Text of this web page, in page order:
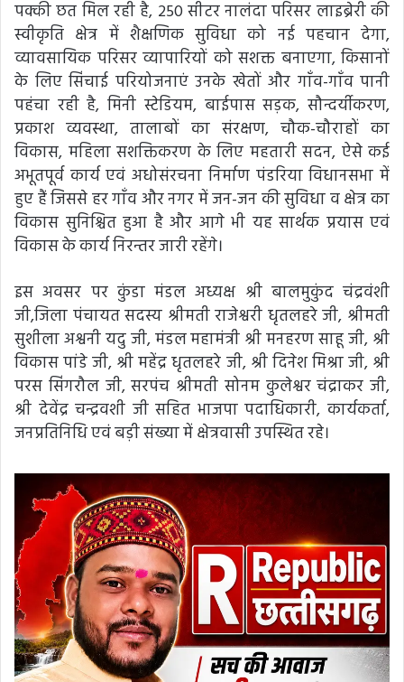
पक्की छत मिल रही है, 250 सीटर नालंदा परिसर लाइब्रेरी की
स्वीकृति क्षेत्र में शैक्षणिक सुविधा को नई पहचान देगा,
व्यावसायिक परिसर व्यापारियों को सशक्त बनाएगा, किसानों
के लिए सिंचाई परियोजनाएं उनके खेतों और गाँव-गाँव पानी
पहंचा रही है, मिनी स्टेडियम, बाईपास सड़क, सौन्दर्यीकरण,
प्रकाश व्यवस्था, तालाबों का संरक्षण, चौक-चौराहों का
विकास, महिला सशक्तिकरण के लिए महतारी सदन, ऐसे कई
अभूतपूर्व कार्य एवं अधोसंरचना निर्माण पंडरिया विधानसभा में
हुए हैं जिससे हर गाँव और नगर में जन-जन की सुविधा व क्षेत्र का
विकास सुनिश्चित हुआ है और आगे भी यह सार्थक प्रयास एवं
विकास के कार्य निरन्तर जारी रहेंगे।
इस अवसर पर कुंडा मंडल अध्यक्ष श्री बालमुकुंद चंद्रवंशी
जी,जिला पंचायत सदस्य श्रीमती राजेश्वरी धृतलहरे जी, श्रीमती
सुशीला अश्वनी यदु जी, मंडल महामंत्री श्री मनहरण साहू जी, श्री
विकास पांडे जी, श्री महेंद्र धृतलहरे जी, श्री दिनेश मिश्रा जी, श्री
परस सिंगरौल जी, सरपंच श्रीमती सोनम कुलेश्वर चंद्राकर जी,
श्री देवेंद्र चन्द्रवशी जी सहित भाजपा पदाधिकारी, कार्यकर्ता,
जनप्रतिनिधि एवं बड़ी संख्या में क्षेत्रवासी उपस्थित रहे।